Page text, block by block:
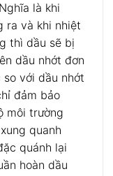
là khi
ra và khi nhiệt
thì dầu sẽ bị
dầu nhớt đơn
với dầu nhớt
đảm bảo
môi trường
quanh
quánh lại
hoàn dầu